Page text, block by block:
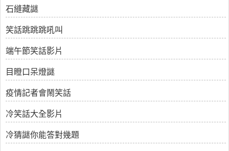
石縫藏謎
笑話跳跳跳吼叫
端午節笑話影片
目瞪口呆燈謎
疫情記者會鬧笑話
冷笑話大全影片
冷猜謎你能答對幾題